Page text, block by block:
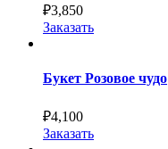
₽3,850
Заказать
Букет Розовое чудо
₽4,100
Заказать